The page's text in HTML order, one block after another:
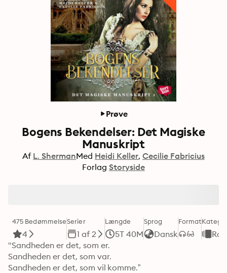
Prøve
Bogens Bekendelser: Det Magiske
Manuskript
Af L. ShermanMed Heidi Keller Cecilie Fabricius
Forlag Storyside
475 Bedømmelse
4
Serier
1 af 2
Længde
5T 40M
Sprog
Dansk
Format
"Sandheden er det, som er.
Sandheden er det, som var.
Sandheden er det, som vil komme.”